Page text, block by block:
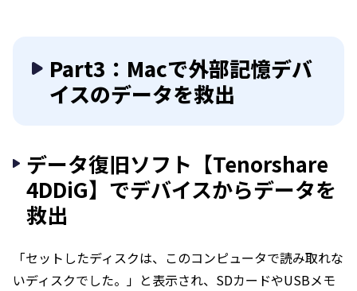
Part3：Macで外部記憶デバ
イスのデータを救出
データ復旧ソフト【Tenorshare
4DDiG】でデバイスからデータを
救出
「セットしたディスクは、このコンピュータで読み取れな
いディスクでした。」と表示され、SDカードやUSBメモ